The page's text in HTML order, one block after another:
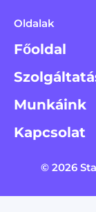
Oldalak
Főoldal
Munkáink
Kapcsolat
© 2026